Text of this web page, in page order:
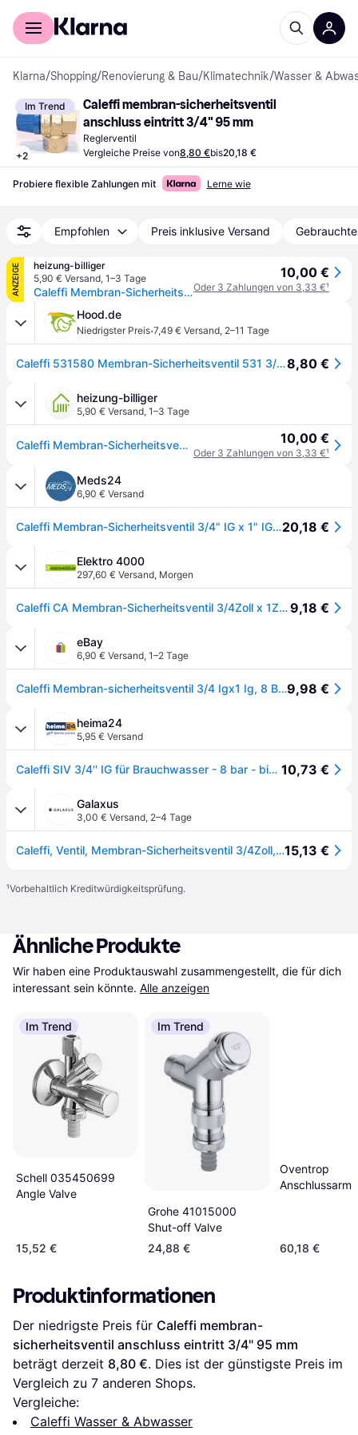
Für Shopper
Klarna/Shopping/Renovierung & Bau/Klimatechnik/Wasser &
Im Trend
+2
Caleffi membran-sicherheitsventil
anschluss eintritt 3/4" 95 mm
Reglerventil
Vergleiche Preise von8,80 €bis20,18 €
Probiere flexible Zahlungen mit Lerne wie
Empfohlen Preis inklusive Versand
ANZEIGE
heizung-billiger
5,90 € Versand, 1–3 Tage
Caleffi Membran-Sicherheitsventil 3/4Z, 8 bar 531580
10,00 €
Oder 3 Zahlungen von 3,33 €¹
Hood.de
Niedrigster Preis·7,49 € Versand, 2–11 Tage
Caleffi 531580 Membran-Sicherheitsventil 531 3/4Zoll, 8 bar 3/4Zoll, 8 bar8,80 €
heizung-billiger
5,90 € Versand, 1–3 Tage
Caleffi Membran-Sicherheitsventil 3/4Z, 8 bar 531580 10,00 €
Oder 3 Zahlungen von 3,33 €¹
Meds24
6,90 € Versand
Caleffi Membran-Sicherheitsventil 3/4" IG x 1" IG 8 bar Brauchwasser20,18 €
Elektro 4000
297,60 € Versand, Morgen
Caleffi CA Membran-Sicherheitsventil 3/4Zoll x 1Zoll, 8 bar, für Brauchwasser9,18 €
eBay
6,90 € Versand, 1–2 Tage
Caleffi Membran-sicherheitsventil 3/4 Igx1 Ig, 8 Bar, Für Brauchwasser 5315809,98 €
heima24
5,95 € Versand
Caleffi SIV 3/4'' IG für Brauchwasser - 8 bar - bis 100°C - 1'' IG 10,73 €
Galaxus
3,00 € Versand, 2–4 Tage
Caleffi, Ventil, Membran-Sicherheitsventil 3/4Zoll, 8 bar15,13 €
¹Vorbehaltlich Kreditwürdigkeitsprüfung.
Ähnliche Produkte
Wir haben eine Produktauswahl zusammengestellt, die für dich
interessant sein könnte. Alle anzeigen
Im Trend
Schell 035450699
Angle Valve
15,52 €
Im Trend
Grohe 41015000
Shut-off Valve
24,88 €
Oventrop
60,18 €
Produktinformationen
Der niedrigste Preis für Caleffi membran-
sicherheitsventil anschluss eintritt 3/4" 95 mm
beträgt derzeit 8,80 €. Dies ist der günstigste Preis im
Vergleich zu 7 anderen Shops.
Vergleiche:
Caleffi Wasser & Abwasser